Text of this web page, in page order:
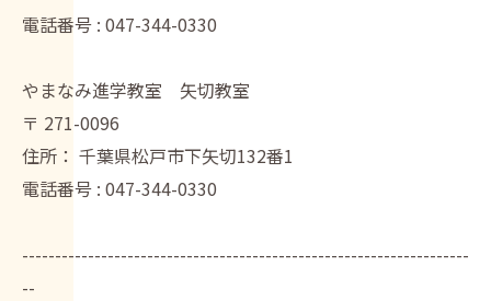
電話番号 : 047-344-0330
やまなみ進学教室 矢切教室
〒 271-0096
住所： 千葉県松戸市下矢切132番1
電話番号 : 047-344-0330
--------------------------------------------------------------------
--